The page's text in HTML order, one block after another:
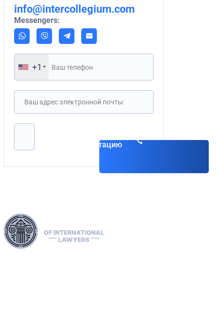
info@intercollegium.com
Messengers:
+1
консультацию